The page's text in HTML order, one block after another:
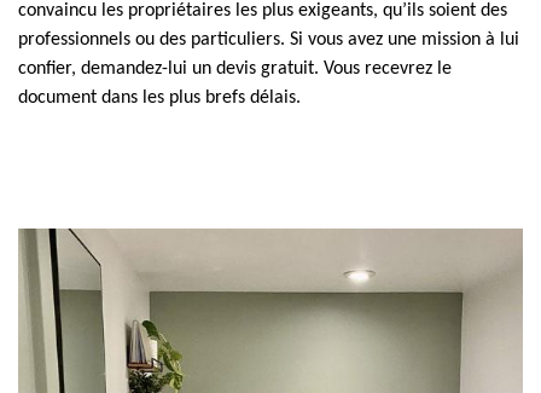
convaincu les propriétaires les plus exigeants, qu’ils soient des
professionnels ou des particuliers. Si vous avez une mission à lui
confier, demandez-lui un devis gratuit. Vous recevrez le
document dans les plus brefs délais.